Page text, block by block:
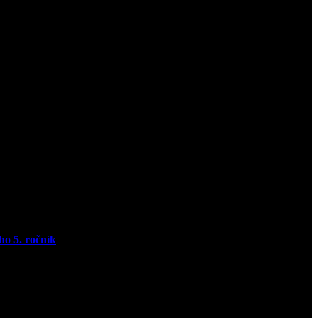
5. ročník